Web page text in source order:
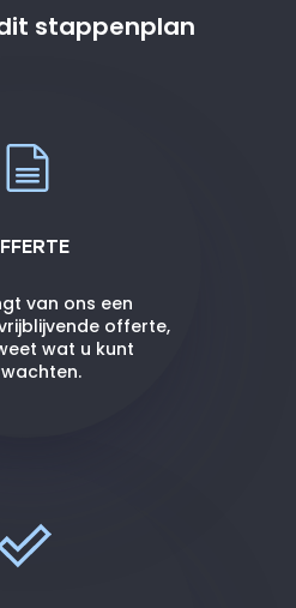
stappenplan
van ons een
offerte,
wat u kunt